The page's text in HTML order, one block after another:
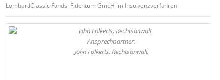
LombardClassic Fonds: Fidentum GmbH im Insolvenzverfahren
Ansprechpartner:
John Folkerts, Rechtsanwalt